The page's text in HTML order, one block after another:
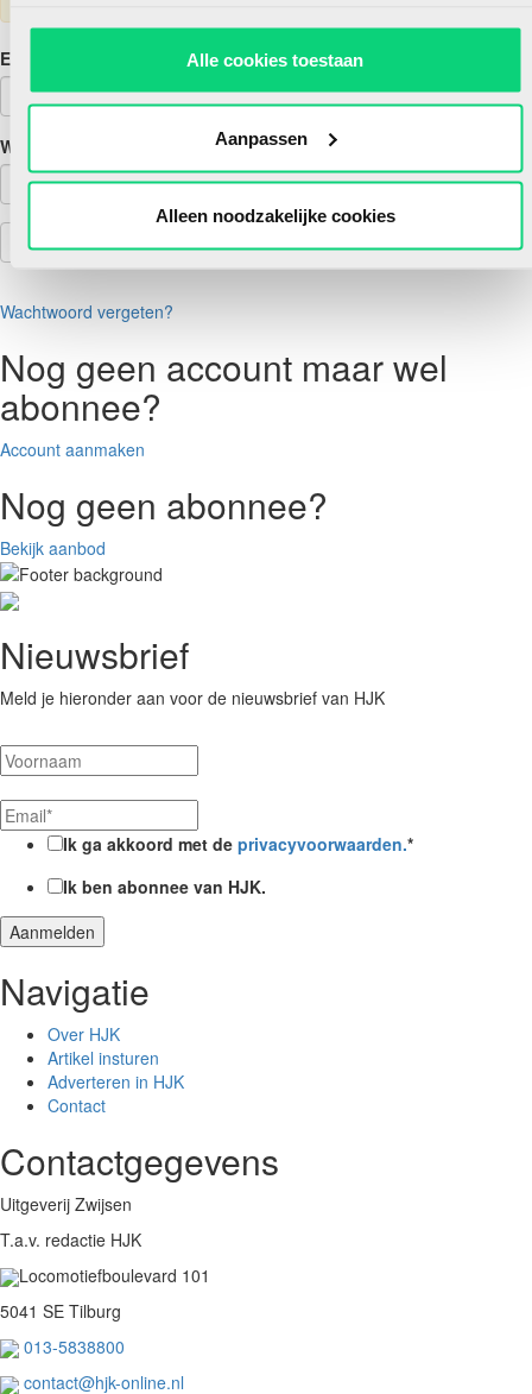
Alle cookies toestaan
Aanpassen
Alleen noodzakelijke cookies
E-mailadres
Wachtwoord
Wachtwoord vergeten?
Nog geen account maar wel
abonnee?
Account aanmaken
Nog geen abonnee?
Bekijk aanbod
Nieuwsbrief
Meld je hieronder aan voor de nieuwsbrief van HJK
Ik ga akkoord met de privacyvoorwaarden.*
Ik ben abonnee van HJK.
Navigatie
Over HJK
Artikel insturen
Adverteren in HJK
Contact
Contactgegevens
Uitgeverij Zwijsen
T.a.v. redactie HJK
Locomotiefboulevard 101
5041 SE Tilburg
013-5838800
contact@hjk-online.nl